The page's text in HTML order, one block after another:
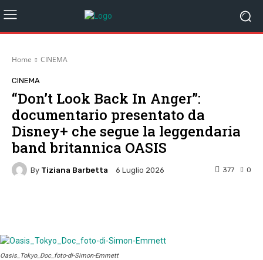
Home CINEMA
CINEMA
“Don’t Look Back In Anger”:
documentario presentato da
Disney+ che segue la leggendaria
band britannica OASIS
By Tiziana Barbetta 6 Luglio 2026 0
377
Oasis_Tokyo_Doc_foto-di-Simon-Emmett